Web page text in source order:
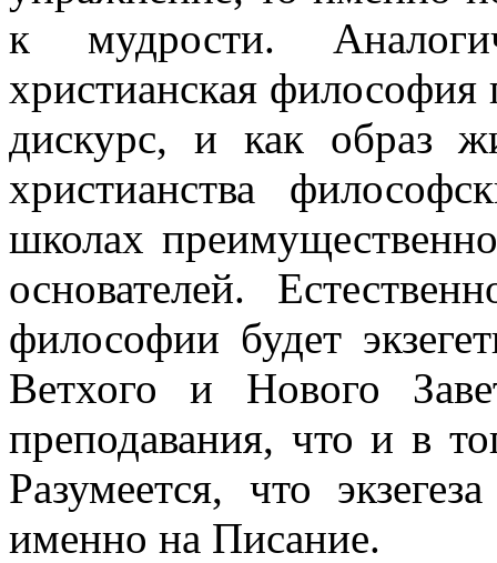
к мудрости.
христианская философия
дискурс, и как образ
христианства
школах
основателей.
философии будет
Ветхого и Нового
преподавания, что и в
Разумеется, что
именно на Писание.